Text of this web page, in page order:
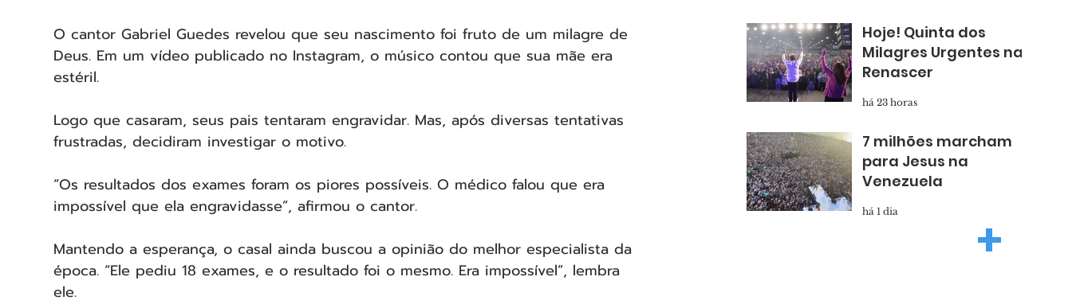
O cantor Gabriel Guedes revelou que seu nascimento foi fruto de um milagre de
Deus. Em um vídeo publicado no Instagram, o músico contou que sua mãe era
estéril.
Logo que casaram, seus pais tentaram engravidar. Mas, após diversas tentativas
frustradas, decidiram investigar o motivo.
“Os resultados dos exames foram os piores possíveis. O médico falou que era
impossível que ela engravidasse”, afirmou o cantor.
Mantendo a esperança, o casal ainda buscou a opinião do melhor especialista da
época. “Ele pediu 18 exames, e o resultado foi o mesmo. Era impossível”, lembra
ele.
Hoje! Quinta dos
Milagres Urgentes na
Renascer
há 23 horas
7 milhões marcham
para Jesus na
Venezuela
há 1 dia +